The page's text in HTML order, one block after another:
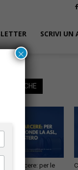
SCRIVI UN
ANCHE
in carcere: per le
×